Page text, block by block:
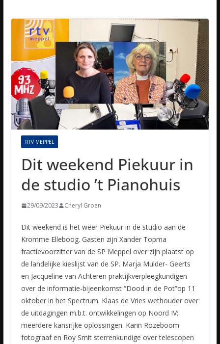
RTV MEPPEL
Dit weekend Piekuur in
de studio ’t Pianohuis
29/09/2023 Cheryl Groen
Dit weekend is het weer Piekuur in de studio aan de
Kromme Elleboog. Gasten zijn Xander Topma
fractievoorzitter van de SP Meppel over zijn plaatst op
de landelijke kieslijst van de SP. Marja Mulder- Geerts
en Jacqueline van Achteren praktijkverpleegkundigen
over de informatie-bijeenkomst “Dood in de Pot”op 11
oktober in het Spectrum. Klaas de Vries wethouder over
de uitdagingen m.b.t. ontwikkelingen op Noord IV:
meerdere kansrijke oplossingen. Karin Rozeboom
fotograaf en Roy Smit sterrenkundige over telescopen